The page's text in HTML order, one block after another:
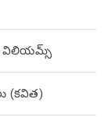
విలియమ్స్
(కవిత)